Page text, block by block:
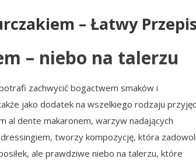
– Łatwy
– niebo na talerzu
zachwycić bogactwem smaków i
jako dodatek na wszelkiego rodzaju
al dente makaronem, warzyw nadających
tworzy kompozycję, która zadowoli
ale prawdziwe niebo na talerzu, które